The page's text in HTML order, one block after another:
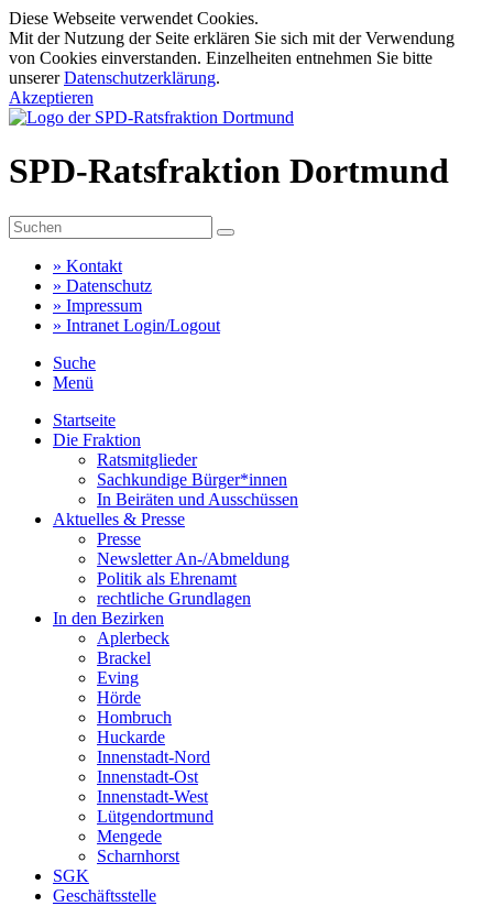
Diese Webseite verwendet Cookies.
Mit der Nutzung der Seite erklären Sie sich mit der Verwendung
von Cookies einverstanden. Einzelheiten entnehmen Sie bitte
unsererDatenschutzerklärung.
Akzeptieren
SPD-Ratsfraktion Dortmund
» Kontakt
» Datenschutz
» Impressum
» Intranet Login/Logout
Suche
Menü
Startseite
Die Fraktion
Ratsmitglieder
Sachkundige Bürger*innen
In Beiräten und Ausschüssen
Aktuelles & Presse
Presse
Newsletter An-/Abmeldung
Politik als Ehrenamt
rechtliche Grundlagen
In den Bezirken
Aplerbeck
Brackel
Eving
Hörde
Hombruch
Huckarde
Innenstadt-Nord
Innenstadt-Ost
Innenstadt-West
Lütgendortmund
Mengede
Scharnhorst
SGK
Geschäftsstelle